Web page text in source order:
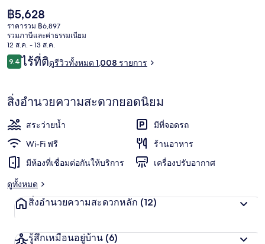
ราคา
ปัจจุบัน
฿5,628
฿5,628
ราคารวม ฿6,897
รวมภาษีและค่าธรรมเนียม
12 ส.ค. - 13 ส.ค.
รีวิว
9.49.4 จาก 10
ไร้ที่ติดูรีวิวทั้งหมด 1,008 รายการ
สิ่งอำนวยความสะดวกยอดนิยม
สระว่ายน้ำ
มีที่จอดรถ
Wi-Fi ฟรี
ร้านอาหาร
มีห้องที่เชื่อมต่อกันให้บริการ
เครื่องปรับอากาศ
ดูทั้งหมด
สิ่งอำนวยความสะดวกหลัก (12)
รู้สึกเหมือนอยู่บ้าน (6)